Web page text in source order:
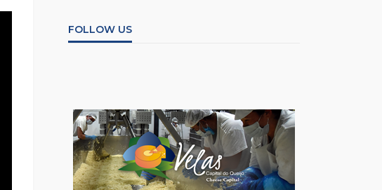
FOLLOW US